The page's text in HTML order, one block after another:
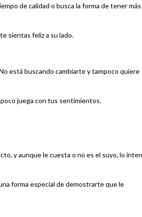
de calidad o busca la forma de tener más
sientas feliz a su lado.
está buscando cambiarte y tampoco quiere
juega con tus sentimientos.
y aunque le cuesta o no es el suyo, lo
forma especial de demostrarte que le